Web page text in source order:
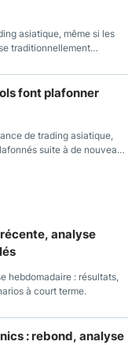
asiatique, même si les
traditionnellement
font plafonner
de trading asiatique,
suite à de nouveaux
les inquiétudes des
analyse
hebdomadaire : résultats,
à court terme.
: rebond, analyse